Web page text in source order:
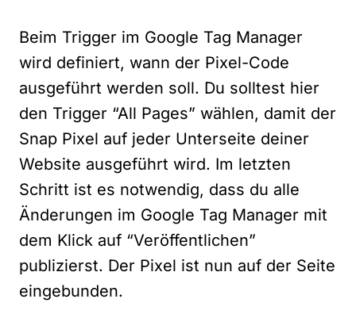
Beim Trigger im Google Tag Manager
wird definiert, wann der Pixel-Code
ausgeführt werden soll. Du solltest hier
den Trigger “All Pages” wählen, damit der
Snap Pixel auf jeder Unterseite deiner
Website ausgeführt wird. Im letzten
Schritt ist es notwendig, dass du alle
Änderungen im Google Tag Manager mit
dem Klick auf “Veröffentlichen”
publizierst. Der Pixel ist nun auf der Seite
eingebunden.